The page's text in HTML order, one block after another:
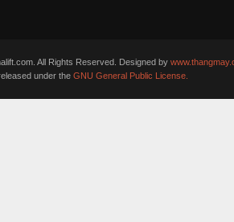
All Rights Reserved. Designed by
under the GNU General Public License.